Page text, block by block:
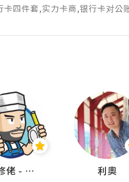
四件套,实力卡商,银行卡对公
裝修佬 - 香港一站式網上裝修平台 利奧